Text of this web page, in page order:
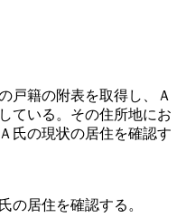
戸籍の附表を取得し、Ａ
ている。その住所地にお
氏の現状の居住を確認す
の居住を確認する。